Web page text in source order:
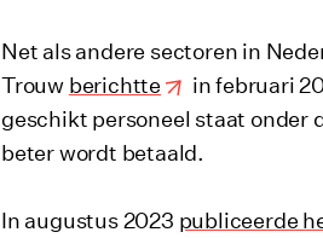
Net als andere sectoren in
Trouw berichtte
in februari
geschikt personeel staat onder
beter wordt betaald.
In augustus 2023 publiceerde